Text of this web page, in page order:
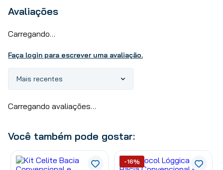
Avaliações
Carregando…
Faça login para escrever uma avaliação.
Mais recentes
Carregando avaliações…
Você também pode gostar:
-16%